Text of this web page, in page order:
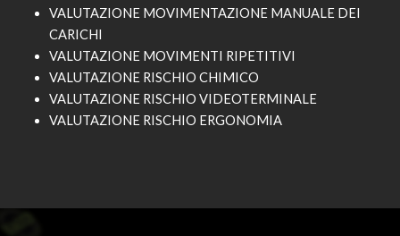
VALUTAZIONE MOVIMENTAZIONE MANUALE DEI
CARICHI
VALUTAZIONE MOVIMENTI RIPETITIVI
VALUTAZIONE RISCHIO CHIMICO
VALUTAZIONE RISCHIO VIDEOTERMINALE
VALUTAZIONE RISCHIO ERGONOMIA